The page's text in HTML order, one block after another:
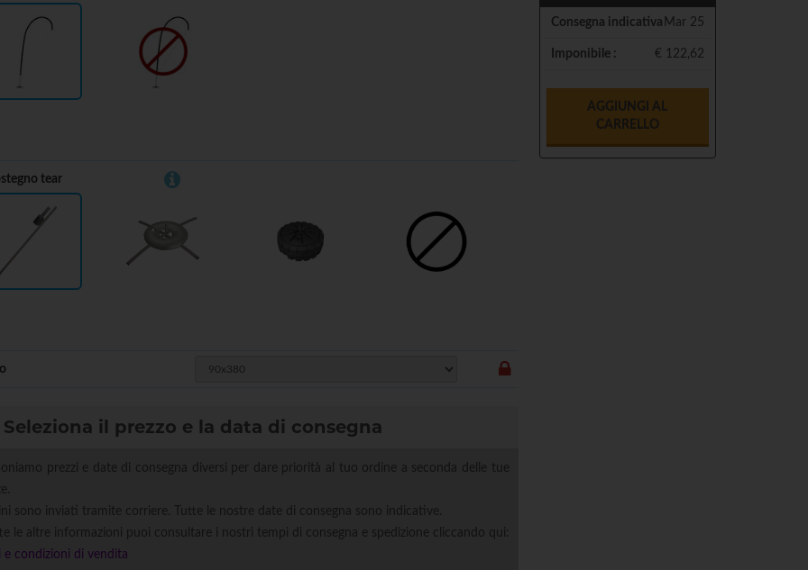
tear
Seleziona il prezzo e la data di consegna
prezzi e date di consegna diversi per dare priorità al tuo ordine a seconda delle tue
sono inviati tramite corriere. Tutte le nostre date di consegna sono indicative.
le altre informazioni puoi consultare i nostri tempi di consegna e spedizione cliccando qui:
e condizioni di vendita
Consegna indicativa Mar 25
Imponibile : € 122,62
AGGIUNGI AL
CARRELLO